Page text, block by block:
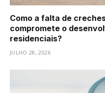
Como a falta de
compromete o
residenciais?
JULHO 28, 2026